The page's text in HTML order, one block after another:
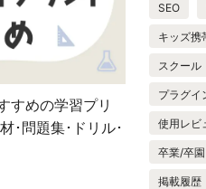
すめの学習プリ
･問題集･ドリル･
SEO
キッズ携
スクール
プラグイ
使用レビ
卒業/卒
掲載履歴